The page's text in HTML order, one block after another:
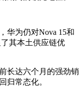
华为仍对Nova 15和
其本土供应链优
长达六个月的强劲销
归常态化。